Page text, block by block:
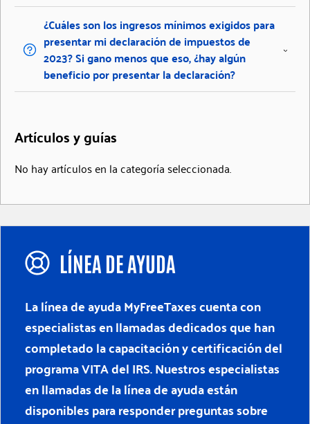
¿Cuáles son los ingresos mínimos exigidos para
presentar mi declaración de impuestos de
2023? Si gano menos que eso, ¿hay algún
beneficio por presentar la declaración?
Artículos y guías
No hay artículos en la categoría seleccionada.
LÍNEA DE AYUDA
La línea de ayuda MyFreeTaxes cuenta con
especialistas en llamadas dedicados que han
completado la capacitación y certificación del
programa VITA del IRS. Nuestros especialistas
en llamadas de la línea de ayuda están
disponibles para responder preguntas sobre